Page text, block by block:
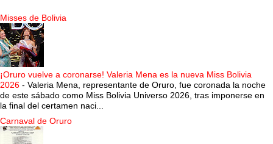
Misses de Bolivia
¡Oruro vuelve a coronarse! Valeria Mena es la nueva Miss Bolivia
2026 - Valeria Mena, representante de Oruro, fue coronada la noche
de este sábado como Miss Bolivia Universo 2026, tras imponerse en
la final del certamen naci...
Carnaval de Oruro